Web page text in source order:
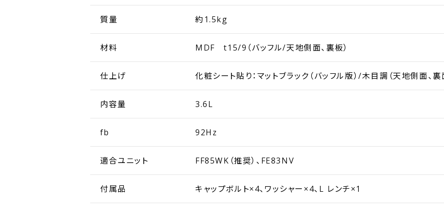
質量 約1.5kg
材料 MDF t15/9（バッフル/天地側面、裏板）
仕上げ 化粧シート貼り：マットブラック（バッフル版）/木目調（天地側面、裏
内容量 3.6L
fb 92Hz
適合ユニット FF85WK（推奨）、FE83NV
付属品 キャップボルト×4、ワッシャー×4、L レンチ×1